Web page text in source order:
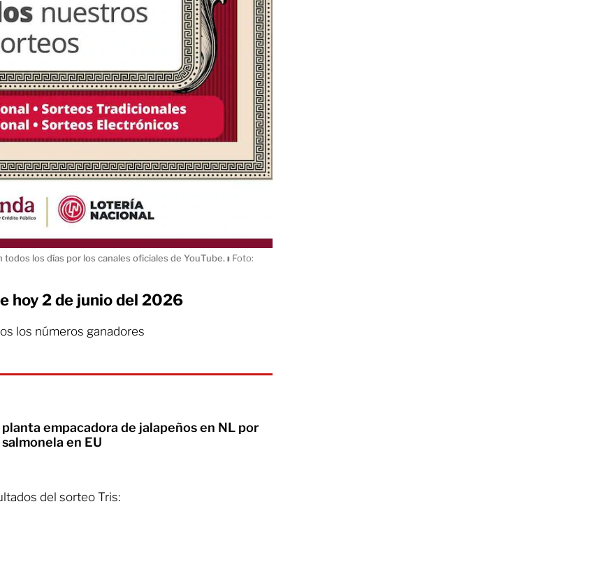
los días por los canales oficiales de YouTube. ı Foto:
hoy 2 de junio del 2026
los números ganadores
empacadora de jalapeños en NL por
en EU
del sorteo Tris: